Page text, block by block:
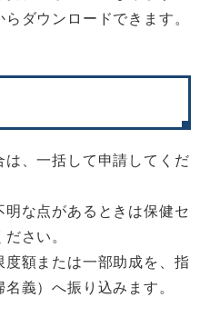
ダウンロードできます。
、一括して申請してくだ
な点があるときは保健セ
さい。
額または一部助成を、指
義）へ振り込みます。